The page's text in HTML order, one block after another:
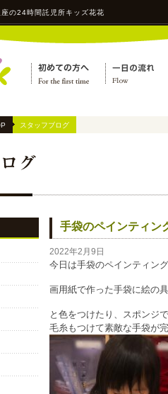
の24時間託児所キッズ花花
スタッフブログ
手袋のペインティン
2022年2月9日
今日は手袋のペインティング
画用紙で作った手袋に絵の
と色をつけたり、スポンジ